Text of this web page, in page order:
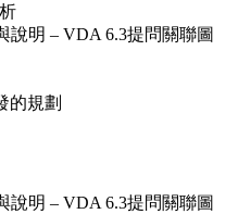
說明 – VDA 6.3提問關聯圖
的規劃
說明 – VDA 6.3提問關聯圖